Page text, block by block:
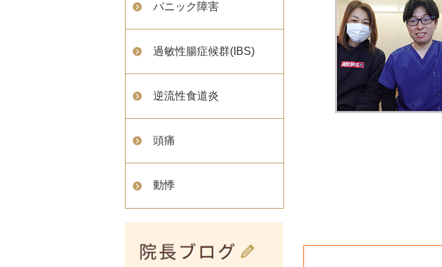
パニック障害
過敏性腸症候群(IBS)
逆流性食道炎
頭痛
動悸